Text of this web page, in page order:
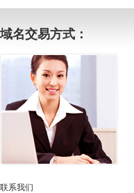
域名交易方式：
联系我们